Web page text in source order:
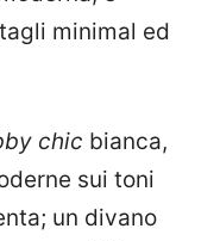
minimal ed
chic bianca,
sui toni
un divano